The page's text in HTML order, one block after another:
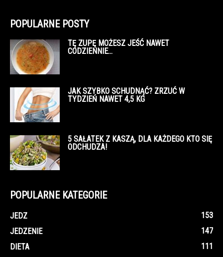
POPULARNE POSTY
TĘ ZUPĘ MOŻESZ JEŚĆ NAWET
CODZIENNIE…
JAK SZYBKO SCHUDNĄĆ? ZRZUĆ W
TYDZIEŃ NAWET 4,5 KG
5 SAŁATEK Z KASZĄ, DLA KAŻDEGO KTO SIĘ
ODCHUDZA!
POPULARNE KATEGORIE
JEDZ
153
JEDZENIE
147
DIETA
111